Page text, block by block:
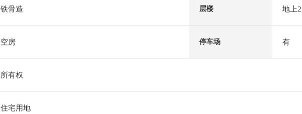
铁骨造 层楼 地上
空房 停车场 有
所有权
住宅用地